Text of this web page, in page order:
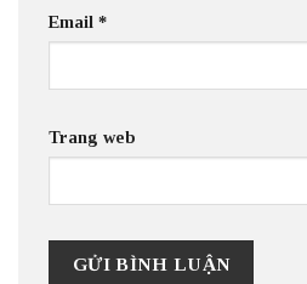
Email *
Trang web